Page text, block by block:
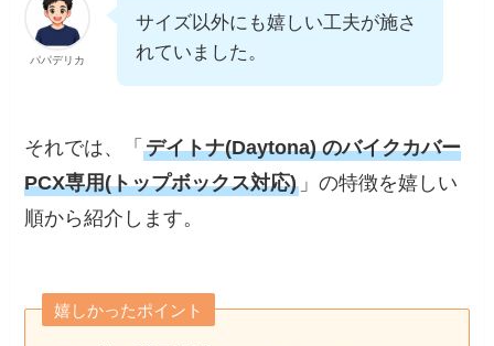
パパデリカ
サイズ以外にも嬉しい工夫が施さ
れていました。
それでは、「デイトナ(Daytona) のバイクカバー
PCX専用(トップボックス対応) 」の特徴を嬉しい
順から紹介します。
嬉しかったポイント